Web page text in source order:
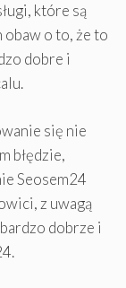
które są
obaw o to, że to
dobre i
się nie
błędzie,
Seosem24
z uwagą
dobrze i